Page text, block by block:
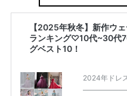
【2025年秋冬】新作ウ
ランキング♡10代~30代
グベスト10！
2024年ドレ